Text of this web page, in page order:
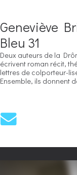
Geneviève
Bleu 31
Deux auteurs de la
écrivent roman récit,
lettres de colporteur-
Ensemble, ils donnent